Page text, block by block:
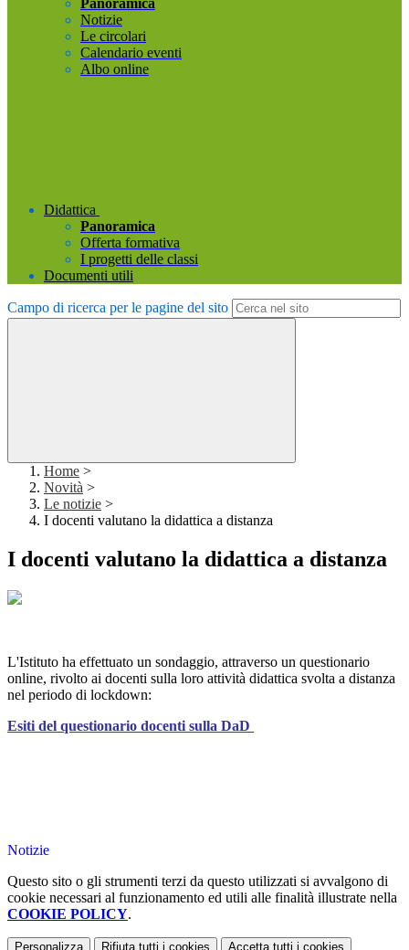
Panoramica
Notizie
Le circolari
Calendario eventi
Albo online
Didattica
Panoramica
Offerta formativa
I progetti delle classi
Documenti utili
Campo di ricerca per le pagine del sito
Home >
Novità >
Le notizie >
I docenti valutano la didattica a distanza
I docenti valutano la didattica a distanza
L'Istituto ha effettuato un sondaggio, attraverso un questionario
online, rivolto ai docenti sulla loro attività didattica svolta a distanza
nel periodo di lockdown:
Esiti del questionario docenti sulla DaD
Notizie
Questo sito o gli strumenti terzi da questo utilizzati si avvalgono di
cookie necessari al funzionamento ed utili alle finalità illustrate nella
COOKIE POLICY.
Personalizza Rifiuta tutti i cookies Accetta tutti i cookies